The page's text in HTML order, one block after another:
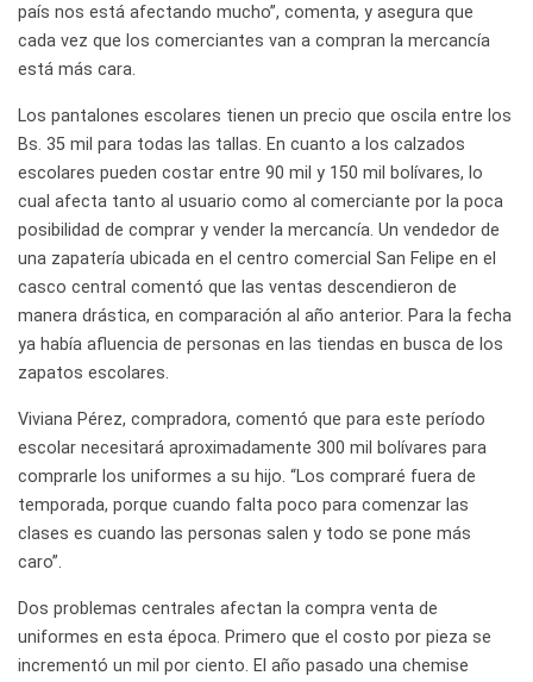
país nos está afectando mucho”, comenta, y asegura que
cada vez que los comerciantes van a compran la mercancía
está más cara.
Los pantalones escolares tienen un precio que oscila entre los
Bs. 35 mil para todas las tallas. En cuanto a los calzados
escolares pueden costar entre 90 mil y 150 mil bolívares, lo
cual afecta tanto al usuario como al comerciante por la poca
posibilidad de comprar y vender la mercancía. Un vendedor de
una zapatería ubicada en el centro comercial San Felipe en el
casco central comentó que las ventas descendieron de
manera drástica, en comparación al año anterior. Para la fecha
ya había afluencia de personas en las tiendas en busca de los
zapatos escolares.
Viviana Pérez, compradora, comentó que para este período
escolar necesitará aproximadamente 300 mil bolívares para
comprarle los uniformes a su hijo. “Los compraré fuera de
temporada, porque cuando falta poco para comenzar las
clases es cuando las personas salen y todo se pone más
caro”.
Dos problemas centrales afectan la compra venta de
uniformes en esta época. Primero que el costo por pieza se
incrementó un mil por ciento. El año pasado una chemise